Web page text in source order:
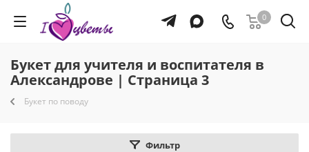
0
Букет для учителя и воспитателя в
Александрове | Страница 3
Букет по поводу
Фильтр